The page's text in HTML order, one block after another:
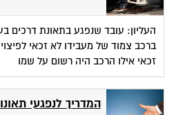
העליון: עובד שנפגע בתאונת דרכים
זכאי אילו הרכב היה רשום על שמו
המדריך לנפגעי